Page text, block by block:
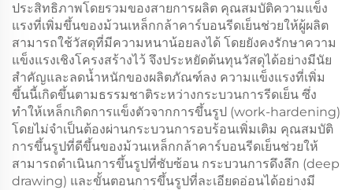
ประสิทธิภาพโดยรวมของสายการผลิต คุณสมบัติความแข็ง
แรงที่เพิ่มขึ้นของม้วนเหล็กกล้าคาร์บอนรีดเย็นช่วยให้ผู้ผลิต
สามารถใช้วัสดุที่มีความหนาน้อยลงได้ โดยยังคงรักษาความ
แข็งแรงเชิงโครงสร้างไว้ จึงประหยัดต้นทุนวัสดุได้อย่างมีนัย
สำคัญและลดน้ำหนักของผลิตภัณฑ์ลง ความแข็งแรงที่เพิ่ม
ขึ้นนี้เกิดขึ้นตามธรรมชาติระหว่างกระบวนการรีดเย็น ซึ่ง
ทำให้เหล็กเกิดการแข็งตัวจากการขึ้นรูป (work-hardening)
โดยไม่จำเป็นต้องผ่านกระบวนการอบร้อนเพิ่มเติม คุณสมบัติ
การขึ้นรูปที่ดีขึ้นของม้วนเหล็กกล้าคาร์บอนรีดเย็นช่วยให้
สามารถดำเนินการขึ้นรูปที่ซับซ้อน กระบวนการดึงลึก (deep
drawing) และขั้นตอนการขึ้นรูปที่ละเอียดอ่อนได้อย่างมี